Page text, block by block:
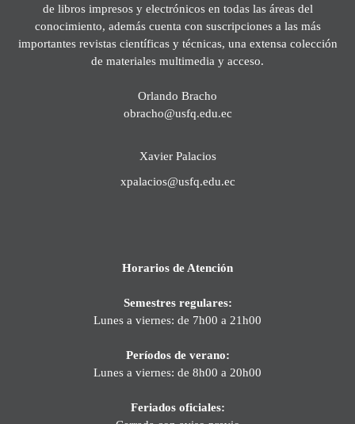
de libros impresos y electrónicos en todas las áreas del
conocimiento, además cuenta con suscripciones a las más
importantes revistas científicas y técnicas, una extensa colección
de materiales multimedia y acceso.
Orlando Bracho
obracho@usfq.edu.ec
Xavier Palacios
xpalacios@usfq.edu.ec
Horarios de Atención
Semestres regulares:
Lunes a viernes: de 7h00 a 21h00
Períodos de verano:
Lunes a viernes: de 8h00 a 20h00
Feriados oficiales: